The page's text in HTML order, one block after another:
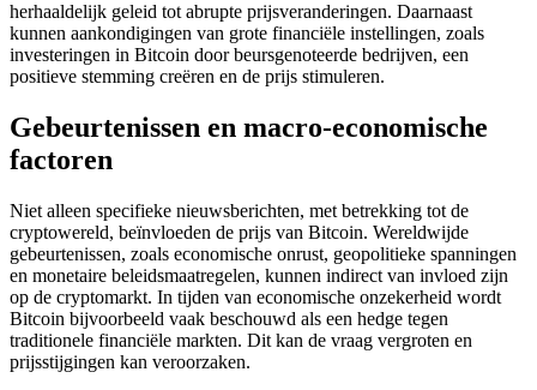
herhaaldelijk geleid tot abrupte prijsveranderingen. Daarnaast
kunnen aankondigingen van grote financiële instellingen, zoals
investeringen in Bitcoin door beursgenoteerde bedrijven, een
positieve stemming creëren en de prijs stimuleren.
Gebeurtenissen en macro-economische
factoren
Niet alleen specifieke nieuwsberichten, met betrekking tot de
cryptowereld, beïnvloeden de prijs van Bitcoin. Wereldwijde
gebeurtenissen, zoals economische onrust, geopolitieke spanningen
en monetaire beleidsmaatregelen, kunnen indirect van invloed zijn
op de cryptomarkt. In tijden van economische onzekerheid wordt
Bitcoin bijvoorbeeld vaak beschouwd als een hedge tegen
traditionele financiële markten. Dit kan de vraag vergroten en
prijsstijgingen kan veroorzaken.